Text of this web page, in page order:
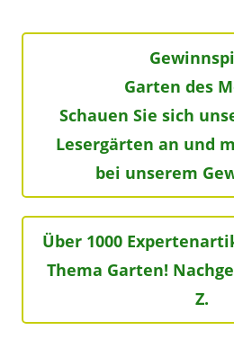
Garten des
Schauen Sie sich
Lesergärten an und
bei unserem
Über 1000
Thema Garten!
Z.